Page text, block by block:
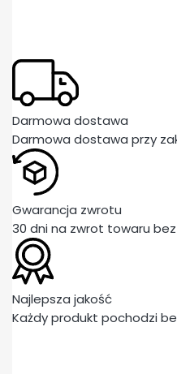
Darmowa dostawa
Darmowa dostawa przy
Gwarancja zwrotu
30 dni na zwrot towaru
Najlepsza jakość
Każdy produkt pochodzi